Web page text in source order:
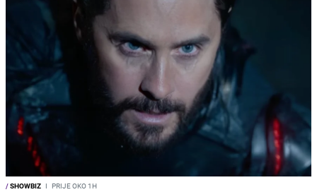
/SHOWBIZ I PRIJE OKO 1H